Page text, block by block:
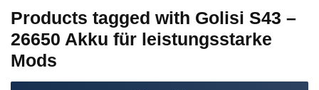
Products tagged with Golisi S43 –
26650 Akku für leistungsstarke
Mods